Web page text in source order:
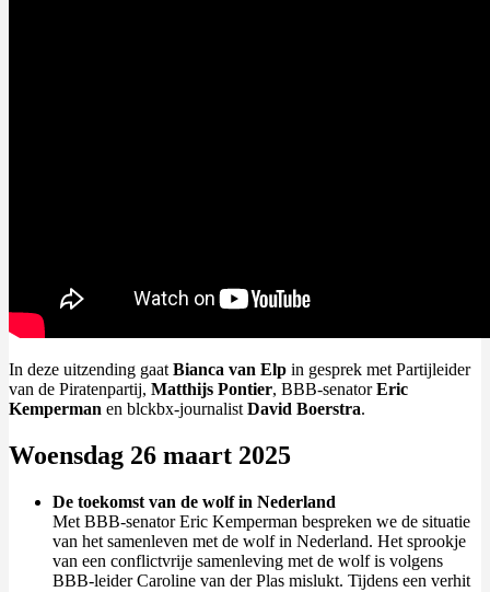
In deze uitzending gaat Bianca van Elp in gesprek met Partijleider
van de Piratenpartij, Matthijs Pontier, BBB-senatorEric
Kemperman en blckbx-journalist David Boerstra.
Woensdag 26 maart 2025
De toekomst van de wolf in Nederland
Met BBB-senator Eric Kemperman bespreken we de situatie
van het samenleven met de wolf in Nederland. Het sprookje
van een conflictvrije samenleving met de wolf is volgens
BBB-leider Caroline van der Plas mislukt. Tijdens een verhit